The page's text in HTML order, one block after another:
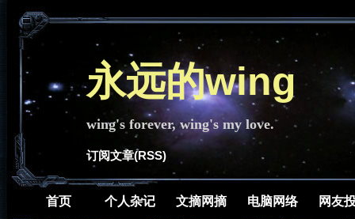
永远的wing
wing's forever, wing's my love.
订阅文章(RSS)
首页 个人杂记 文摘网摘 电脑网络 网友